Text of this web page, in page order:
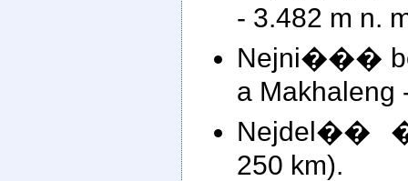
- 3.482 m n.
Nejni���
a Makhaleng
Nejdel��
250 km).